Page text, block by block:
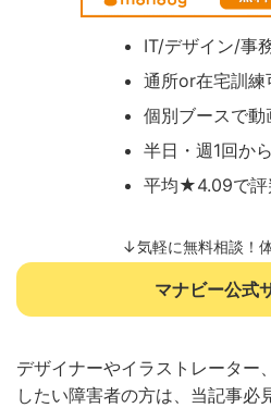
IT/デザイン/事
通所or在宅訓練
個別ブースで動
半日・週1回か
平均★4.09で評
↓気軽に無料相談！
マナビー公式
デザイナーやイラストレーター
したい障害者の方は、当記事必